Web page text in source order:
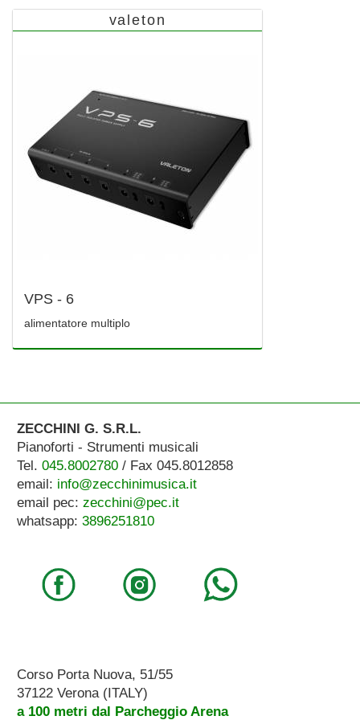
valeton
VPS - 6
alimentatore multiplo
ZECCHINI G. S.R.L.
Pianoforti - Strumenti musicali
Tel. 045.8002780/ Fax 045.8012858
email: info@zecchinimusica.it
email pec: zecchini@pec.it
whatsapp: 3896251810
Corso Porta Nuova, 51/55
37122 Verona (ITALY)
a 100 metri dal Parcheggio Arena